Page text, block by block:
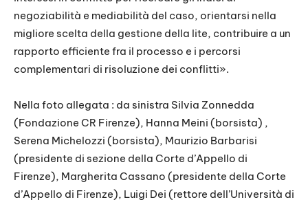
negoziabilità e mediabilità del caso, orientarsi nella
migliore scelta della gestione della lite, contribuire a un
rapporto efficiente fra il processo e i percorsi
complementari di risoluzione dei conflitti».
Nella foto allegata : da sinistra Silvia Zonnedda
(Fondazione CR Firenze), Hanna Meini (borsista) ,
Serena Michelozzi (borsista), Maurizio Barbarisi
(presidente di sezione della Corte d’Appello di
Firenze), Margherita Cassano (presidente della Corte
d’Appello di Firenze), Luigi Dei (rettore dell’Università di